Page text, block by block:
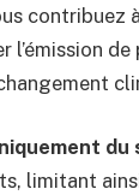
contribuez
du
limitant